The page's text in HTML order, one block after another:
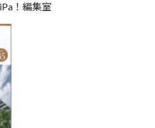
！編集室